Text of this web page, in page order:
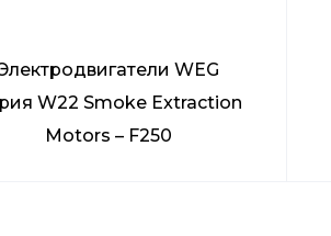
WEG
W22 Smoke Extraction
Motors – F250